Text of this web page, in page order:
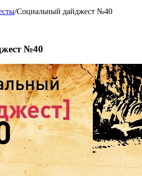
/Социальный дайджест №40
№40